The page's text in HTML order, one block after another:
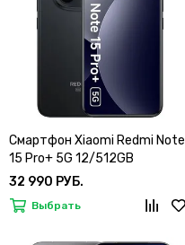
Смартфон Xiaomi Redmi Note
15 Pro+ 5G 12/512GB
32 990 РУБ.
Выбрать